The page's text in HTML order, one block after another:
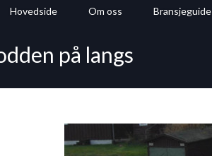
Hovedside Om oss Bransjeguide
på langs